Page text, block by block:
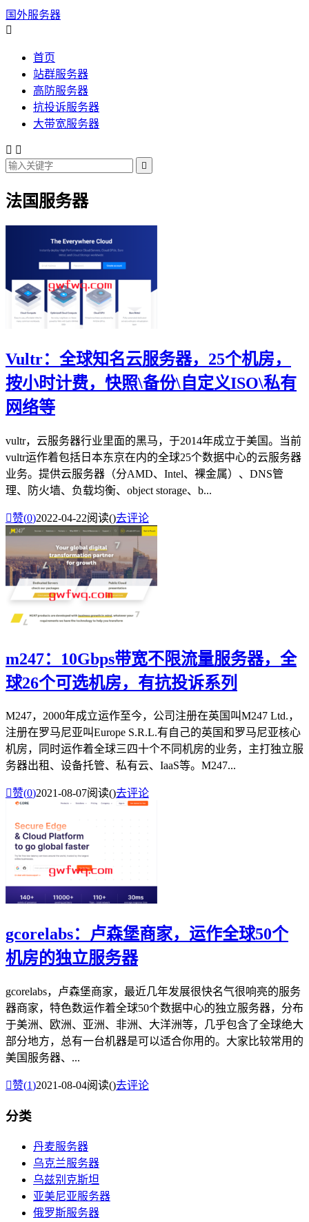
国外服务器

首页
站群服务器
高防服务器
抗投诉服务器
大带宽服务器
 

法国服务器
Vultr：全球知名云服务器，25个机房，
按小时计费，快照\备份\自定义ISO\私有
网络等
vultr，云服务器行业里面的黑马，于2014年成立于美国。当前
vultr运作着包括日本东京在内的全球25个数据中心的云服务器
业务。提供云服务器（分AMD、Intel、裸金属）、DNS管
理、防火墙、负载均衡、object storage、b...
赞(0)2022-04-22阅读()去评论
m247：10Gbps带宽不限流量服务器，全
球26个可选机房，有抗投诉系列
M247，2000年成立运作至今，公司注册在英国叫M247 Ltd.，
注册在罗马尼亚叫Europe S.R.L.有自己的英国和罗马尼亚核心
机房，同时运作着全球三四十个不同机房的业务，主打独立服
务器出租、设备托管、私有云、IaaS等。M247...
赞(0)2021-08-07阅读()去评论
gcorelabs：卢森堡商家，运作全球50个
机房的独立服务器
gcorelabs，卢森堡商家，最近几年发展很快名气很响亮的服务
器商家，特色数运作着全球50个数据中心的独立服务器，分布
于美洲、欧洲、亚洲、非洲、大洋洲等，几乎包含了全球绝大
部分地方，总有一台机器是可以适合你用的。大家比较常用的
美国服务器、...
赞(1)2021-08-04阅读()去评论
分类
丹麦服务器
乌克兰服务器
乌兹别克斯坦
亚美尼亚服务器
俄罗斯服务器